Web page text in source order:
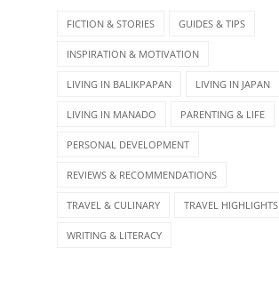
FICTION & STORIES GUIDES & TIPS
INSPIRATION & MOTIVATION
LIVING IN BALIKPAPAN LIVING IN JAPAN
LIVING IN MANADO PARENTING & LIFE
PERSONAL DEVELOPMENT
REVIEWS & RECOMMENDATIONS
TRAVEL & CULINARY TRAVEL HIGHLIGHTS
WRITING & LITERACY